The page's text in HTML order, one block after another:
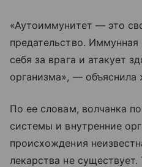
«Аутоиммунитет — это
предательство.
себя за врага и атакует
организма», — объяснила
По ее словам, волчанка
системы и внутренние
происхождения
лекарства не